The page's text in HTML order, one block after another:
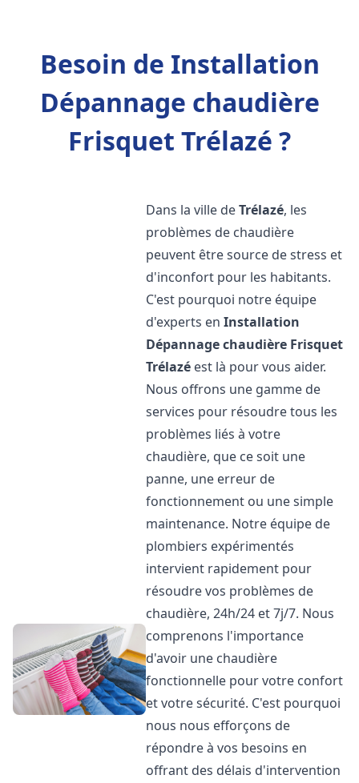
Besoin de Installation
Dépannage chaudière
Frisquet Trélazé ?
Dans la ville deTrélazé, les
problèmes de chaudière
peuvent être source de stress et
d'inconfort pour les habitants.
C'est pourquoi notre équipe
d'experts enInstallation
Dépannage chaudière Frisquet
Trélazé est là pour vous aider.
Nous offrons une gamme de
services pour résoudre tous les
problèmes liés à votre
chaudière, que ce soit une
panne, une erreur de
fonctionnement ou une simple
maintenance. Notre équipe de
plombiers expérimentés
intervient rapidement pour
résoudre vos problèmes de
chaudière, 24h/24 et 7j/7. Nous
comprenons l'importance
d'avoir une chaudière
fonctionnelle pour votre confort
et votre sécurité. C'est pourquoi
nous nous efforçons de
répondre à vos besoins en
offrant des délais d'intervention